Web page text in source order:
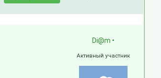
Di@m •
Активный участник